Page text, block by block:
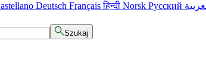
Deutsch Françaisहिन्दी Norsk Русский
Szukaj